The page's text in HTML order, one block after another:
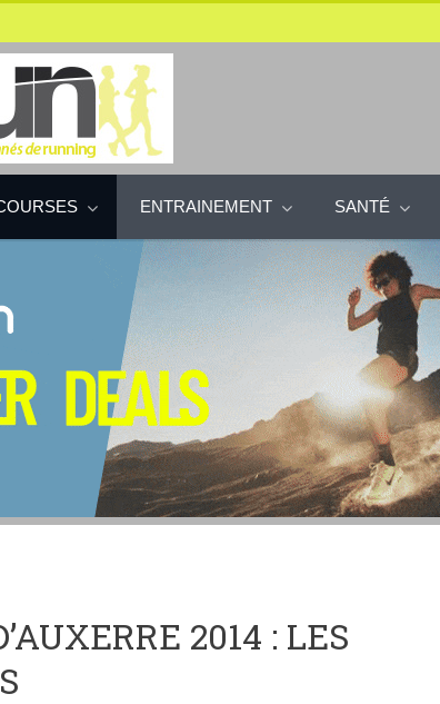
ENTRAINEMENT SANTÉ
2014 : LES